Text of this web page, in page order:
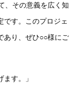
、その意義を広く知
です。このプロジェ
あり、ぜひ○○様にご
す。」